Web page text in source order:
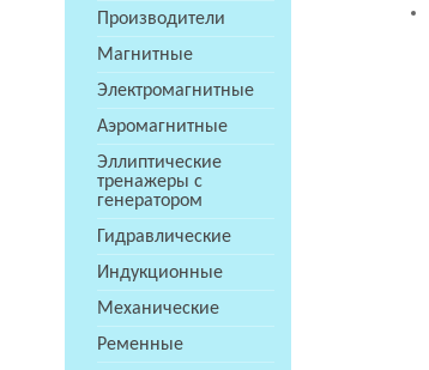
Производители
Магнитные
Электромагнитные
Аэромагнитные
Эллиптические
тренажеры с
генератором
Гидравлические
Индукционные
Механические
Ременные